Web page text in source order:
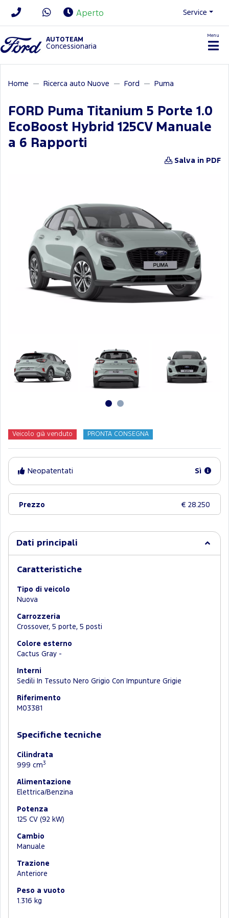
Aperto Service
AUTOTEAM
Concessionaria
Menu
Home Ricerca auto Nuove Ford Puma
FORD Puma Titanium 5 Porte 1.0
EcoBoost Hybrid 125CV Manuale
a 6 Rapporti
Salva in PDF
Veicolo già venduto PRONTA CONSEGNA
Neopatentati Sì
Prezzo € 28.250
Dati principali
Caratteristiche
Tipo di veicolo
Nuova
Carrozzeria
Crossover, 5 porte, 5 posti
Colore esterno
Cactus Gray -
Interni
Sedili In Tessuto Nero Grigio Con Impunture Grigie
Riferimento
M03381
Specifiche tecniche
Cilindrata
999 cm3
Alimentazione
Elettrica/Benzina
Potenza
125 CV (92 kW)
Cambio
Manuale
Trazione
Anteriore
Peso a vuoto
1.316 kg